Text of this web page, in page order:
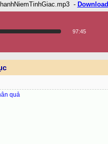
- Download
97:45
quả